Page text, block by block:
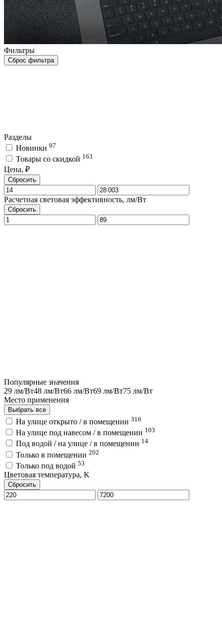
Фильтры
Сброс фильтра
Разделы
Новинки 97
Товары со скидкой 163
Цена, ₽
Сбросить
Расчетная световая эффективность, лм/Вт
Сбросить
Популярные значения
29 лм/Вт48 лм/Вт66 лм/Вт69 лм/Вт75 лм/Вт
Место применения
Выбрать все
На улице открыто / в помещении 316
На улице под навесом / в помещении 103
Под водой / на улице / в помещении 14
Только в помещении 202
Только под водой 53
Цветовая температура, K
Сбросить